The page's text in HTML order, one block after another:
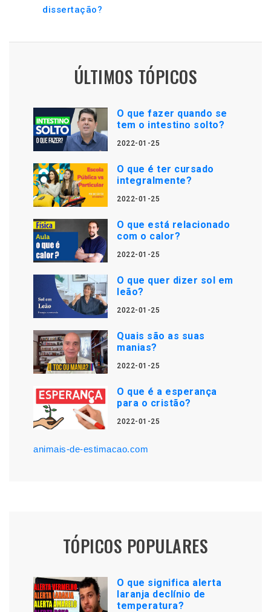
dissertação?
ÚLTIMOS TÓPICOS
O que fazer quando se
tem o intestino solto?
2022-01-25
O que é ter cursado
integralmente?
2022-01-25
O que está relacionado
com o calor?
2022-01-25
O que quer dizer sol em
leão?
2022-01-25
Quais são as suas
manias?
2022-01-25
O que é a esperança
para o cristão?
2022-01-25
animais-de-estimacao.com
TÓPICOS POPULARES
O que significa alerta
laranja declínio de
temperatura?